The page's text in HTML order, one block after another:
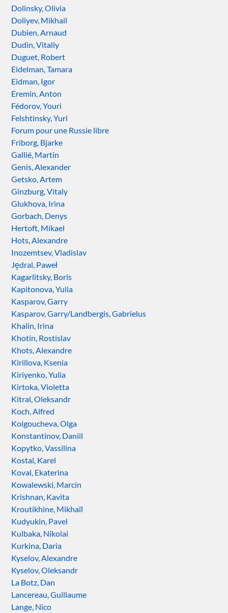
Dolinsky, Olivia
Doliyev, Mikhail
Dubien, Arnaud
Dudin, Vitaliy
Duguet, Robert
Eidelman, Tamara
Eidman, Igor
Eremin, Anton
Fédorov, Youri
Felshtinsky, Yuri
Forum pour une Russie libre
Friborg, Bjarke
Gallié, Martin
Genis, Alexander
Getsko, Artem
Ginzburg, Vitaly
Glukhova, Irina
Gorbach, Denys
Hertoft, Mikael
Hots, Alexandre
Inozemtsev, Vladislav
Jędral, Paweł
Kagarlitsky, Boris
Kapitonova, Yulia
Kasparov, Garry
Kasparov, Garry/Landbergis, Gabrielus
Khalin, Irina
Khotin, Rostislav
Khots, Alexandre
Kirillova, Ksenia
Kiriyenko, Yulia
Kirtoka, Violetta
Kitral, Oleksandr
Koch, Alfred
Kolgoucheva, Olga
Konstantinov, Daniil
Kopytko, Vassilina
Kostal, Karel
Koval, Ekaterina
Kowalewski, Marcin
Krishnan, Kavita
Kroutikhine, Mikhaïl
Kudyukin, Pavel
Kulbaka, Nikolai
Kurkina, Daria
Kyselov, Alexandre
Kyselov, Oleksandr
La Botz, Dan
Lancereau, Guillaume
Lange, Nico